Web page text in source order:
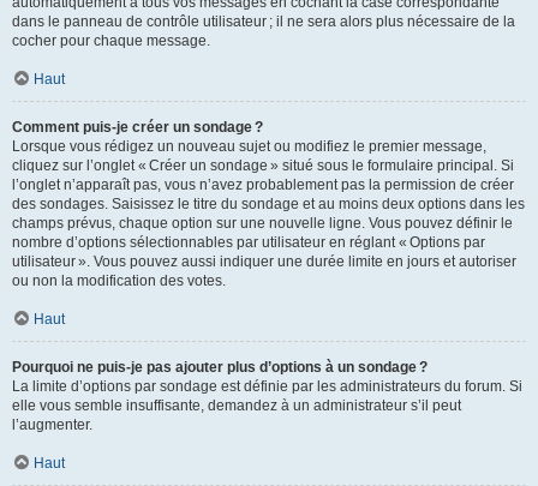
dans le panneau de contrôle utilisateur ; il ne sera alors plus nécessaire de la
cocher pour chaque message.
Haut
Comment puis-je créer un sondage ?
Lorsque vous rédigez un nouveau sujet ou modifiez le premier message,
cliquez sur l’onglet « Créer un sondage » situé sous le formulaire principal. Si
l’onglet n’apparaît pas, vous n’avez probablement pas la permission de créer
des sondages. Saisissez le titre du sondage et au moins deux options dans les
champs prévus, chaque option sur une nouvelle ligne. Vous pouvez définir le
nombre d’options sélectionnables par utilisateur en réglant « Options par
utilisateur ». Vous pouvez aussi indiquer une durée limite en jours et autoriser
ou non la modification des votes.
Haut
Pourquoi ne puis-je pas ajouter plus d’options à un sondage ?
La limite d’options par sondage est définie par les administrateurs du forum. Si
elle vous semble insuffisante, demandez à un administrateur s’il peut
l’augmenter.
Haut